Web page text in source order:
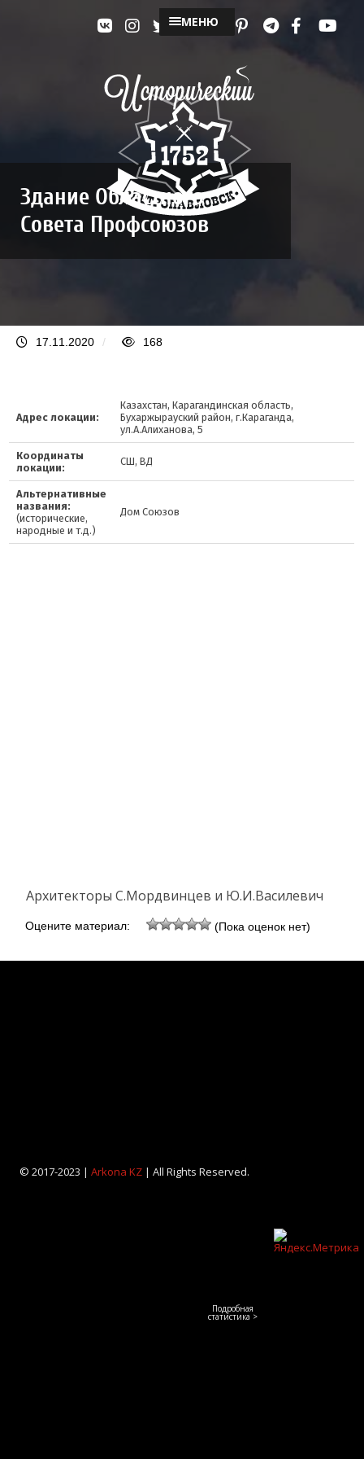
МЕНЮ
Здание Областного
Совета Профсоюзов
17.11.2020 / 168
Адрес локации:
Казахстан, Карагандинская область,
Бухаржырауский район, г.Караганда,
ул.А.Алиханова, 5
Координаты
локации:
СШ, ВД
Альтернативные
названия:
(исторические,
народные и т.д.)
Дом Союзов
Архитекторы С.Мордвинцев и Ю.И.Василевич
Оцените материал: (Пока оценок нет)
© 2017-2023 | Arkona KZ| All Rights Reserved.
Подробная
статистика >